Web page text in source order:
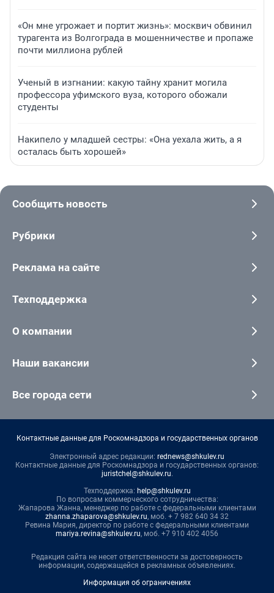
«Он мне угрожает и портит жизнь»: москвич обвинил
турагента из Волгограда в мошенничестве и пропаже
почти миллиона рублей
Ученый в изгнании: какую тайну хранит могила
профессора уфимского вуза, которого обожали
студенты
Накипело у младшей сестры: «Она уехала жить, а я
осталась быть хорошей»
Сообщить новость
Рубрики
Реклама на сайте
Техподдержка
О компании
Наши вакансии
Все города сети
Контактные данные для Роскомнадзора и государственных органов
Электронный адрес редакции: rednews@shkulev.ru
Контактные данные для Роскомнадзора и государственных органов:
juristchel@shkulev.ru.
Техподдержка: help@shkulev.ru
По вопросам коммерческого сотрудничества:
Жапарова Жанна, менеджер по работе с федеральными клиентами
zhanna.zhaparova@shkulev.ru, моб. + 7 982 640 34 32
Ревина Мария, директор по работе с федеральными клиентами
mariya.revina@shkulev.ru, моб. +7 910 402 4056
Редакция сайта не несет ответственности за достоверность
информации, содержащейся в рекламных объявлениях.
Информация об ограничениях